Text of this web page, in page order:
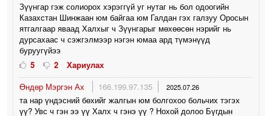
Зүүнгар гэж солиорох хэрэггүй уг нутаг нь бол одоогийн
Казахстан Шинжаан юм байгаа юм Галдан гэх галзуу Оросын
ятгалгаар яваад Халхыг ч Зүүнгарыг мөхөөсөн нэрийг нь
дурсахаас ч сэжгэлмээр нэгэн юмаа ард түмэнүүд
буруугүйээ
5
2
Хариулах
Өндөр Мэргэн Ах
166.199.97.135 2025.07.26
та нар үндэсний бөхийг жалгын юм болгохоо больчих тэгэх
үү? Увс ч гэн ээ үү Халх ч гэнэ үү ? Нохой долоо Бүгдын